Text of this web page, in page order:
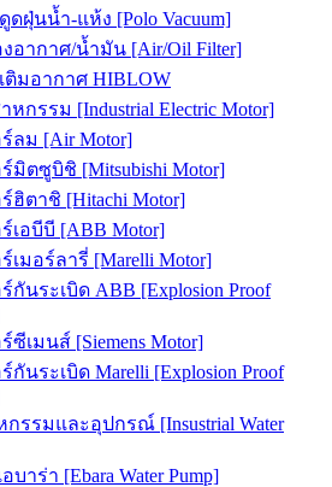
ดฝุ่นน้ำ-แห้ง [Polo Vacuum]
อากาศ/น้ำมัน [Air/Oil Filter]
ติมอากาศ HIBLOW
หกรรม [Industrial Electric Motor]
ลม [Air Motor]
มิตซูบิชิ [Mitsubishi Motor]
ฮิตาชิ [Hitachi Motor]
เอบีบี [ABB Motor]
เมอร์ลารี่ [Marelli Motor]
กันระเบิด ABB [Explosion Proof
ซีเมนส์ [Siemens Motor]
กันระเบิด Marelli [Explosion Proof
รรมและอุปกรณ์ [Insustrial Water
บาร่า [Ebara Water Pump]